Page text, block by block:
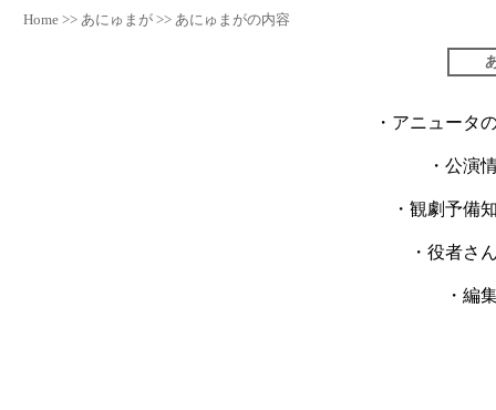
Home >> あにゅまが >> あにゅまがの内容
・アニュータ
・公演
・観劇予備
・役者さ
・編